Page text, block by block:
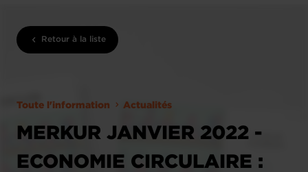
Retour à la liste
Toute l'information Actualités
MERKUR JANVIER 2022 -
ECONOMIE CIRCULAIRE :